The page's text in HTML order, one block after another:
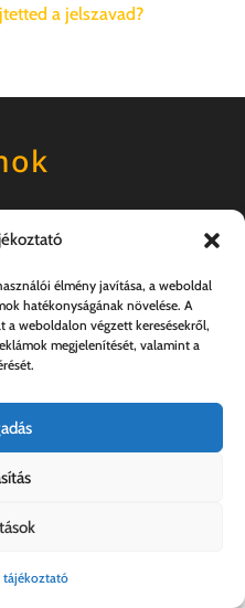
élmény javítása, a weboldal
hatékonyságának növelése. A
weboldalon végzett keresésekről,
megjelenítését, valamint a
tájékoztató
a jelszavad?
| 57357889-1-33